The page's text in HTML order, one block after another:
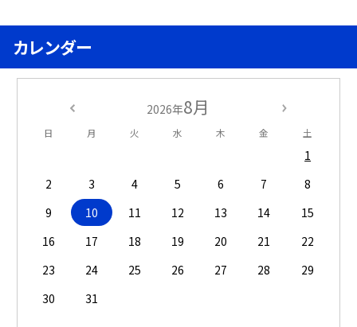
カレンダー
2026年8月
日 月 火 水 木 金 土
1
2
3 4 5 6 7
8
9
10 11 12 13 14
15
16
17 18 19 20 21
22
23
24 25 26 27 28
29
30
31